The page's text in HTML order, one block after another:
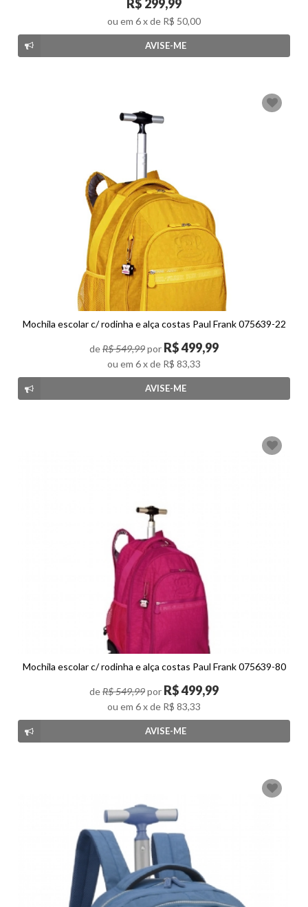
R$ 299,99
ou em 6x de R$ 50,00
AVISE-ME
Mochila escolar c/ rodinha e alça costas Paul Frank 075639-22
deR$ 549,99por R$499,99
ou em 6x de R$ 83,33
AVISE-ME
Mochila escolar c/ rodinha e alça costas Paul Frank 075639-80
deR$ 549,99por R$499,99
ou em 6x de R$ 83,33
AVISE-ME